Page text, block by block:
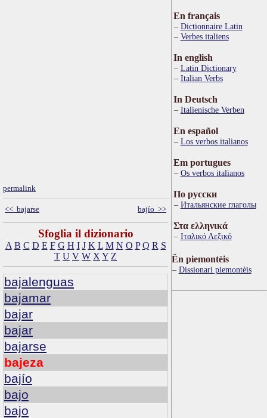
permalink
<< bajarse bajío >>
Sfoglia il dizionario
A B C D E F G H I J K L M N O P Q R S
T U V W X Y Z
bajalenguas
bajamar
bajar
bajar
bajarse
bajeza
bajío
bajo
bajo
En français
Dictionnaire Latin
Verbes italiens
In english
Latin Dictionary
Italian Verbs
In Deutsch
Italienische Verben
En español
Los verbos italianos
Em portugues
Os verbos italianos
По русски
Итальянские глаголы
Στα ελληνικά
Ιταλικό Λεξικό
Ën piemontèis
Dissionari piemontèis